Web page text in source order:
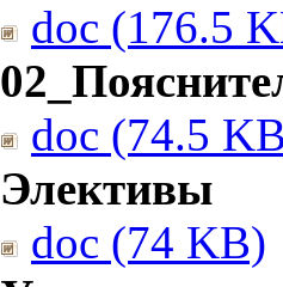
doc (176.5
doc (74.5
Элективы
doc (74 KB)